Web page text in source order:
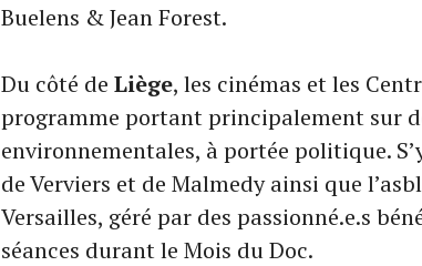
Buelens & Jean Forest.
Du côté de Liège, les cinémas et les
programme portant principalement sur
environnementales, à portée politique.
de Verviers et de Malmedy ainsi que
Versailles, géré par des passionné.e.s
séances durant le Mois du Doc.